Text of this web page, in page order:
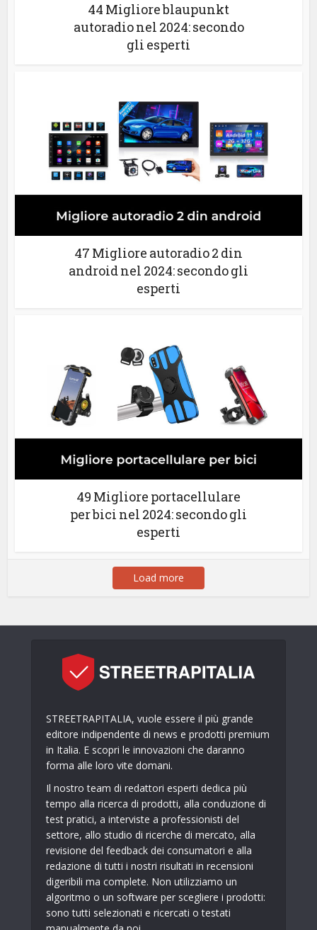
44 Migliore blaupunkt
autoradio nel 2024: secondo
gli esperti
47 Migliore autoradio 2 din
android nel 2024: secondo gli
esperti
49 Migliore portacellulare
per bici nel 2024: secondo gli
esperti
Load more
STREETRAPITALIA, vuole essere il più grande
editore indipendente di news e prodotti premium
in Italia. E scopri le innovazioni che daranno
forma alle loro vite domani.
Il nostro team di redattori esperti dedica più
tempo alla ricerca di prodotti, alla conduzione di
test pratici, a interviste a professionisti del
settore, allo studio di ricerche di mercato, alla
revisione del feedback dei consumatori e alla
redazione di tutti i nostri risultati in recensioni
digeribili ma complete. Non utilizziamo un
algoritmo o un software per scegliere i prodotti:
sono tutti selezionati e ricercati o testati